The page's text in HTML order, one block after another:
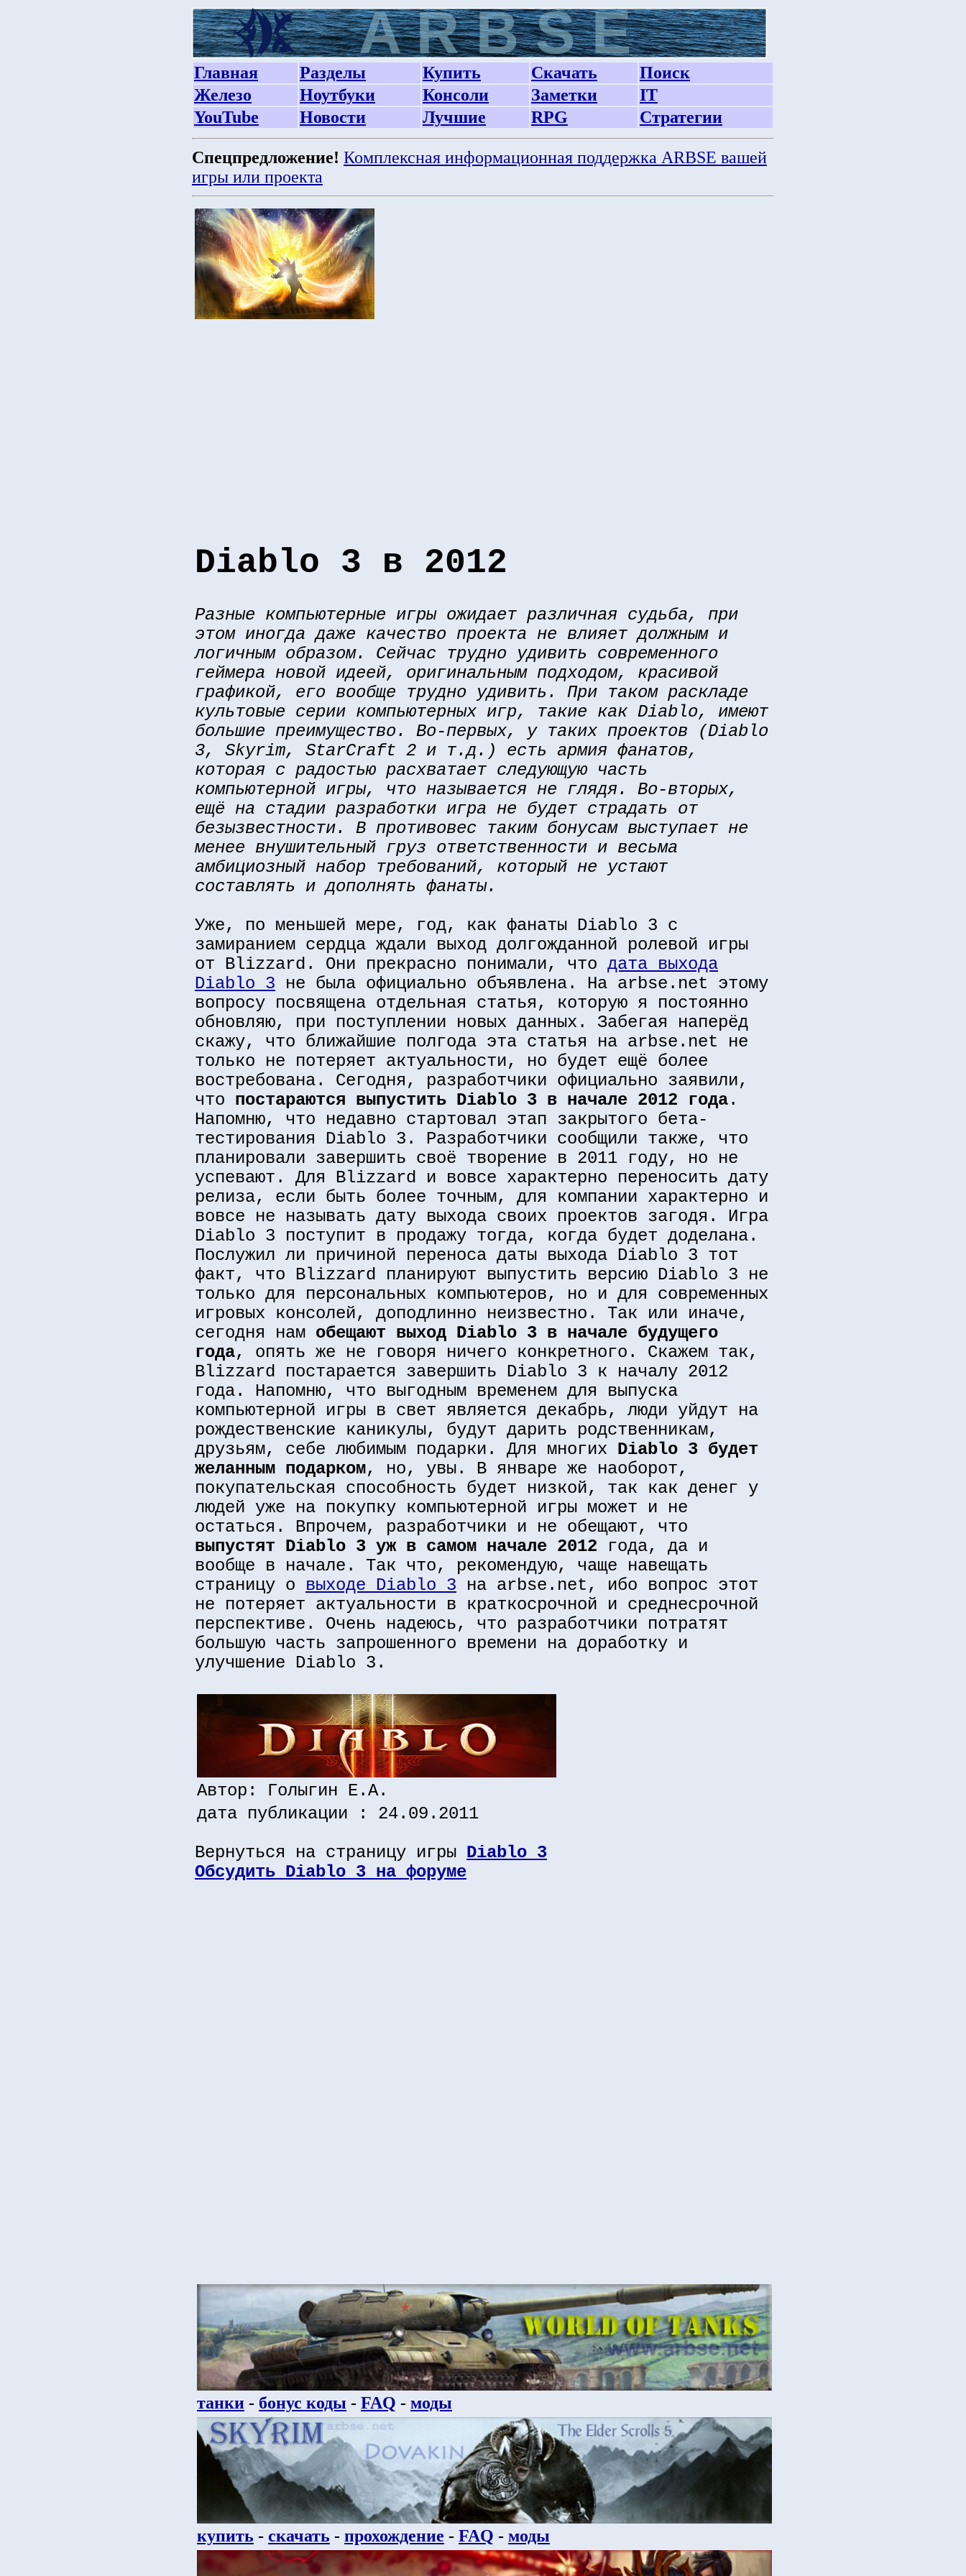
Главная Разделы Купить Скачать
Поиск
Железо
Ноутбуки Консоли Заметки
IT
YouTube
Новости Лучшие RPG Стратегии
Спецпредложение! Комплексная информационная поддержка ARBSE вашей
игры или проекта
Diablo 3 в 2012
Разные компьютерные игры ожидает различная судьба, при
этом иногда даже качество проекта не влияет должным и
логичным образом. Сейчас трудно удивить современного
геймера новой идеей, оригинальным подходом, красивой
графикой, его вообще трудно удивить. При таком раскладе
культовые серии компьютерных игр, такие как Diablo, имеют
большие преимущество. Во-первых, у таких проектов (Diablo
3, Skyrim, StarCraft 2 и т.д.) есть армия фанатов,
которая с радостью расхватает следующую часть
компьютерной игры, что называется не глядя. Во-вторых,
ещё на стадии разработки игра не будет страдать от
безызвестности. В противовес таким бонусам выступает не
менее внушительный груз ответственности и весьма
амбициозный набор требований, который не устают
составлять и дополнять фанаты.
Уже, по меньшей мере, год, как фанаты Diablo 3 с
замиранием сердца ждали выход долгожданной ролевой игры
от Blizzard. Они прекрасно понимали, что дата выхода
Diablo 3 не была официально объявлена. На arbse.net этому
вопросу посвящена отдельная статья, которую я постоянно
обновляю, при поступлении новых данных. Забегая наперёд
скажу, что ближайшие полгода эта статья на arbse.net не
только не потеряет актуальности, но будет ещё более
востребована. Сегодня, разработчики официально заявили,
что постараются выпустить Diablo 3 в начале 2012 года.
Напомню, что недавно стартовал этап закрытого бета-
тестирования Diablo 3. Разработчики сообщили также, что
планировали завершить своё творение в 2011 году, но не
успевают. Для Blizzard и вовсе характерно переносить дату
релиза, если быть более точным, для компании характерно и
вовсе не называть дату выхода своих проектов загодя. Игра
Diablo 3 поступит в продажу тогда, когда будет доделана.
Послужил ли причиной переноса даты выхода Diablo 3 тот
факт, что Blizzard планируют выпустить версию Diablo 3 не
только для персональных компьютеров, но и для современных
игровых консолей, доподлинно неизвестно. Так или иначе,
сегодня нам обещают выход Diablo 3 в начале будущего
года, опять же не говоря ничего конкретного. Скажем так,
Blizzard постарается завершить Diablo 3 к началу 2012
года. Напомню, что выгодным временем для выпуска
компьютерной игры в свет является декабрь, люди уйдут на
рождественские каникулы, будут дарить родственникам,
друзьям, себе любимым подарки. Для многих Diablo 3 будет
желанным подарком, но, увы. В январе же наоборот,
покупательская способность будет низкой, так как денег у
людей уже на покупку компьютерной игры может и не
остаться. Впрочем, разработчики и не обещают, что
выпустят Diablo 3 уж в самом начале 2012 года, да и
вообще в начале. Так что, рекомендую, чаще навещать
страницу о выходе Diablo 3 на arbse.net, ибо вопрос этот
не потеряет актуальности в краткосрочной и среднесрочной
перспективе. Очень надеюсь, что разработчики потратят
большую часть запрошенного времени на доработку и
улучшение Diablo 3.
Автор: Голыгин Е.А.
дата публикации : 24.09.2011
Вернуться на страницу игры Diablo 3
Обсудить Diablo 3 на форуме
танки - бонус коды - FAQ - моды
купить - скачать - прохождение - FAQ - моды